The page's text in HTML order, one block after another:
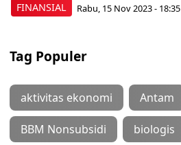
FINANSIAL Rabu, 15 Nov 2023 - 18:35
Tag Populer
aktivitas ekonomi Antam
BBM Nonsubsidi biologis